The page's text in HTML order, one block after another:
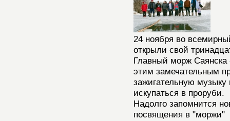
24 ноября во
открыли свой
Главный морж
этим замечательным
зажигательную
искупаться в проруби.
Надолго запомнится
посвящения в "моржи"